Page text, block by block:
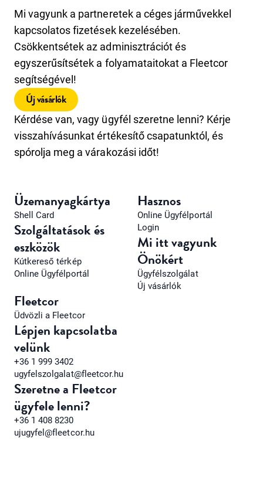
Mi vagyunk a partneretek a céges járművekkel
kapcsolatos fizetések kezelésében.
Csökkentsétek az adminisztrációt és
egyszerűsítsétek a folyamataitokat a Fleetcor
segítségével!
Új vásárlók
Kérdése van, vagy ügyfél szeretne lenni? Kérje
visszahívásunkat értékesítő csapatunktól, és
spórolja meg a várakozási időt!
Üzemanyagkártya
Shell Card
Szolgáltatások és
eszközök
Kútkereső térkép
Online Ügyfélportál
Hasznos
Online Ügyfélportál
Login
Mi itt vagyunk
Önökért
Ügyfélszolgálat
Új vásárlók
Fleetcor
Üdvözli a Fleetcor
Lépjen kapcsolatba
velünk
+36 1 999 3402
ugyfelszolgalat@fleetcor.hu
Szeretne a Fleetcor
ügyfele lenni?
+36 1 408 8230
ujugyfel@fleetcor.hu